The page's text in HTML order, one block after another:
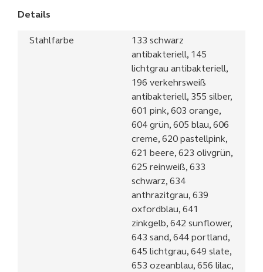
Details
Stahlfarbe
133 schwarz
antibakteriell, 145
lichtgrau antibakteriell,
196 verkehrsweiß
antibakteriell, 355 silber,
601 pink, 603 orange,
604 grün, 605 blau, 606
creme, 620 pastellpink,
621 beere, 623 olivgrün,
625 reinweiß, 633
schwarz, 634
anthrazitgrau, 639
oxfordblau, 641
zinkgelb, 642 sunflower,
643 sand, 644 portland,
645 lichtgrau, 649 slate,
653 ozeanblau, 656 lilac,